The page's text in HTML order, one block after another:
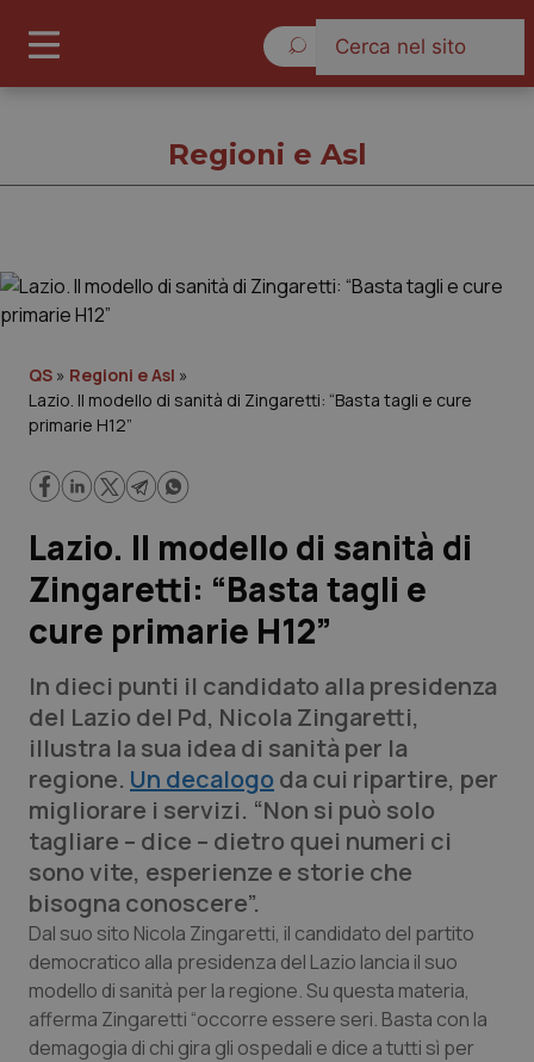
Governo e Parlamento
Regioni e Asl
Lavoro e Professioni
Scienza e Farmaci
Studi e Analisi
Lettere al direttore
Edizioni Regionali
QS Pro
Professionisti Sanitari.AI
Abruzzo
Basilicata
QS Pro Gold
Artrite & artrosi
QS Club Newsletter
Regioni e Asl
QS » Regioni e Asl »
Lazio. Il modello di sanità di Zingaretti: “Basta tagli e cure
primarie H12”
Lazio. Il modello di sanità di
Zingaretti: “Basta tagli e
cure primarie H12”
In dieci punti il candidato alla presidenza
del Lazio del Pd, Nicola Zingaretti,
illustra la sua idea di sanità per la
regione. Un decalogo da cui ripartire, per
migliorare i servizi. “Non si può solo
tagliare – dice – dietro quei numeri ci
sono vite, esperienze e storie che
bisogna conoscere”.
Dal suo sito Nicola Zingaretti, il candidato del partito
democratico alla presidenza del Lazio lancia il suo
modello di sanità per la regione. Su questa materia,
afferma Zingaretti “occorre essere seri. Basta con la
demagogia di chi gira gli ospedali e dice a tutti sì per